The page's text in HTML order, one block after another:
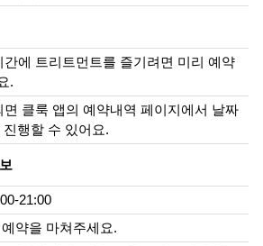
간에 트리트먼트를 즐기려면 미리 예약
.
면 클룩 앱의 예약내역 페이지에서 날짜
행할 수 있어요.
21:00
약을 마쳐주세요.